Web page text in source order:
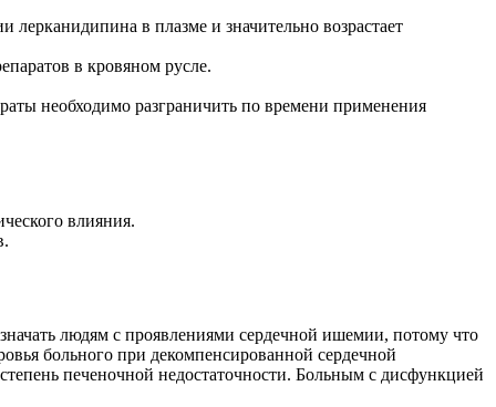
в плазме и значительно возрастает
в кровяном русле.
необходимо разграничить по времени применения
влияния.
людям с проявлениями сердечной ишемии, потому что
больного при декомпенсированной сердечной
печеночной недостаточности. Больным с дисфункцией